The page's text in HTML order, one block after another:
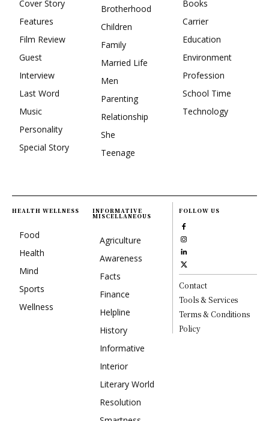
Cover Story
Features
Film Review
Guest
Interview
Last Word
Music
Personality
Special Story
Brotherhood
Children
Family
Married Life
Men
Parenting
Relationship
She
Teenage
Books
Carrier
Education
Environment
Profession
School Time
Technology
HEALTH WELLNESS
Food
Health
Mind
Sports
Wellness
INFORMATIVE
MISCELLANEOUS
Agriculture
Awareness
Facts
Finance
Helpline
History
Informative
Interior
Literary World
Resolution
FOLLOW US
Contact
Tools & Services
Terms & Conditions
Policy